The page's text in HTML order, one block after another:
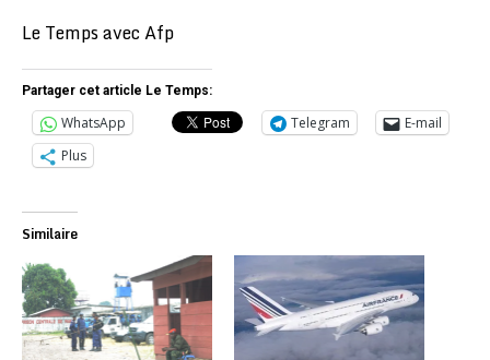
Le Temps avec Afp
Partager cet article Le Temps:
WhatsApp Telegram
E-mail
Plus
Similaire